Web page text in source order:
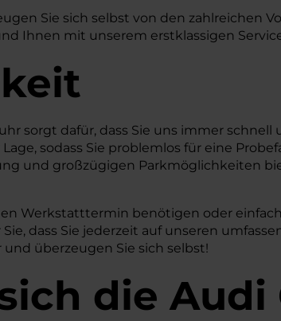
Sie sich selbst von den zahlreichen
Ihnen mit unserem erstklassigen
sorgt dafür, dass Sie uns immer
sodass Sie problemlos für eine
und großzügigen Parkmöglichkeiten
Werkstatttermin benötigen oder
dass Sie jederzeit auf unseren
überzeugen Sie sich selbst!
die Audi